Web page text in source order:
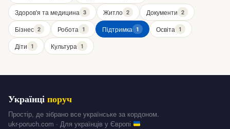
Здоров'я та медицина 3 Житло 2 Документи 2
Бізнес 2 Робота 1 Підтримка 1 Освіта 1
Діти 1 Культура 1
Українціпоруч
Простір, де зібрано все українське за кордоном.
ukr-poruch.com · Для українців у Європі